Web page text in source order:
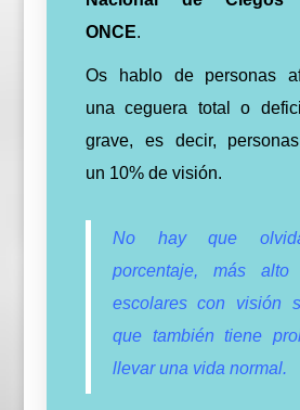
ONCE.
Os hablo de personas
una ceguera total o
grave, es decir,
un 10% de visión.
No hay que
porcentaje, más
escolares con visión
que también tiene
llevar una vida normal.